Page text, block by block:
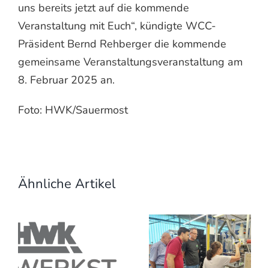
uns bereits jetzt auf die kommende
Veranstaltung mit Euch“, kündigte WCC-
Präsident Bernd Rehberger die kommende
gemeinsame Veranstaltungsveranstaltung am
8. Februar 2025 an.
Foto: HWK/Sauermost
Ähnliche Artikel